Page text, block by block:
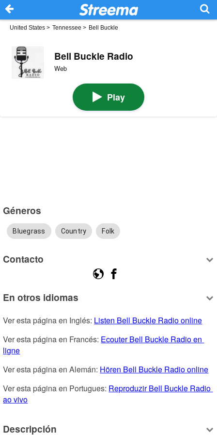
United States > Tennessee > Bell Buckle
Bell Buckle Radio
Web
Play
Géneros
Bluegrass Country Folk
Contacto
En otros idiomas
Ver esta página en Inglés: Listen Bell Buckle Radio online
Ver esta página en Francés: Ecouter Bell Buckle Radio en
ligne
Ver esta página en Alemán: Hören Bell Buckle Radio online
Ver esta página en Portugues: Reproduzir Bell Buckle Radio
ao vivo
Descripción